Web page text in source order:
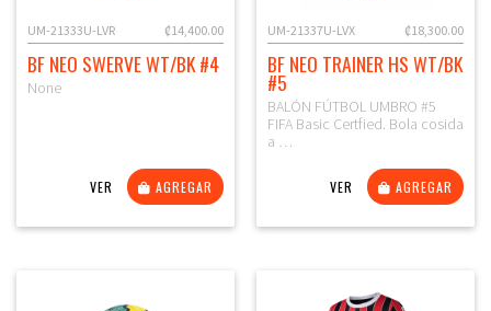
₡14,400.00
UM-21333U-LVR
BF NEO SWERVE WT/BK #4
None
VER AGREGAR
₡18,300.00
UM-21337U-LVX
BF NEO TRAINER HS WT/BK
#5
BALÓN FÚTBOL UMBRO #5
FIFA Basic Certfied. Bola cosida
a …
VER AGREGAR